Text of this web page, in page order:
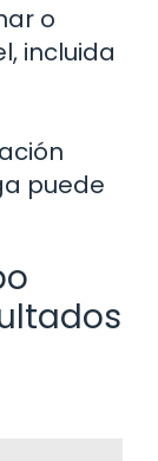
o
incluida
puede